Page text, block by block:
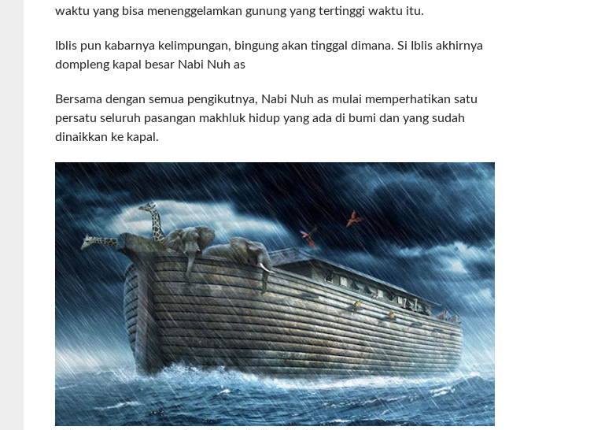
waktu yang bisa menenggelamkan gunung yang tertinggi waktu itu.
Iblis pun kabarnya kelimpungan, bingung akan tinggal dimana. Si Iblis akhirnya
dompleng kapal besar Nabi Nuh as
Bersama dengan semua pengikutnya, Nabi Nuh as mulai memperhatikan satu
persatu seluruh pasangan makhluk hidup yang ada di bumi dan yang sudah
dinaikkan ke kapal.